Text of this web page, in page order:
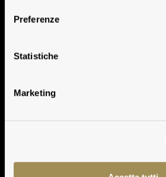
Preferenze
Statistiche
Marketing